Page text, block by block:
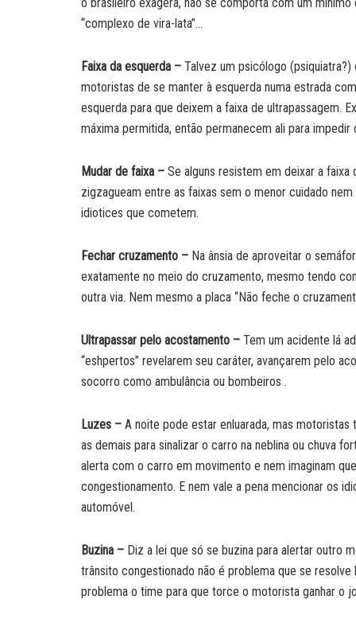
“complexo de vira-lata”…
Faixa da esquerda – Talvez um psicólogo
motoristas de se manter à esquerda numa estrada
esquerda para que deixem a faixa de ultrapassagem.
máxima permitida, então permanecem ali para
Mudar de faixa – Se alguns resistem em deixar a faixa
zigzagueam entre as faixas sem o menor cuidado
idiotices que cometem.
Fechar cruzamento – Na ânsia de aproveitar o
exatamente no meio do cruzamento, mesmo tendo
outra via. Nem mesmo a placa “Não feche o
Ultrapassar pelo acostamento – Tem um acidente lá
“eshpertos” revelarem seu caráter, avançarem pelo
socorro como ambulância ou bombeiros .
Luzes – A noite pode estar enluarada, mas motoristas
as demais para sinalizar o carro na neblina ou chuva
alerta com o carro em movimento e nem imaginam
congestionamento. E nem vale a pena mencionar os
automóvel.
Buzina – Diz a lei que só se buzina para alertar outro
trânsito congestionado não é problema que se
problema o time para que torce o motorista ganhar o